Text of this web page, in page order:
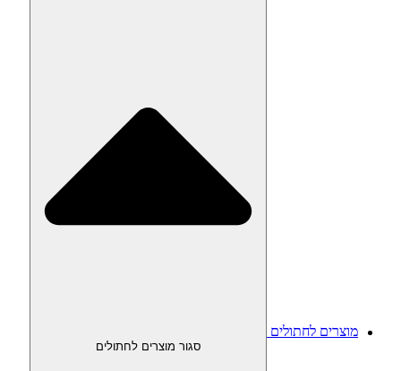
מוצרים לחתולים
סגור מוצרים לחתולים